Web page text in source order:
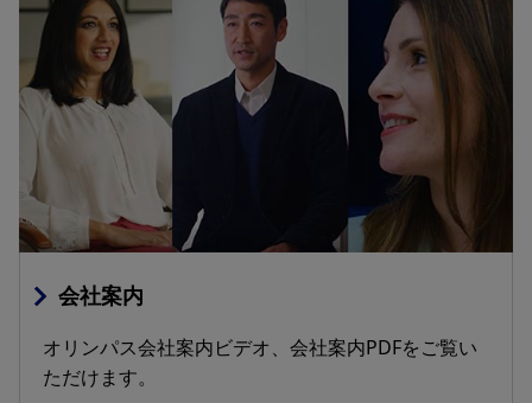
会社案内
オリンパス会社案内ビデオ、会社案内PDFをご覧い
ただけます。